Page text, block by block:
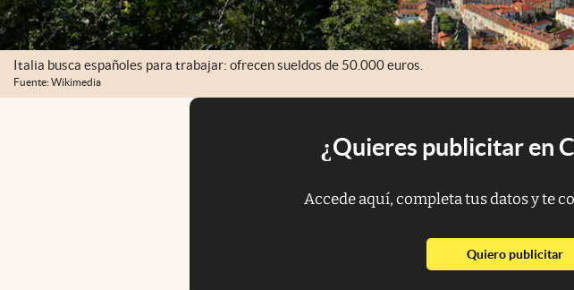
Italia busca españoles para trabajar: ofrecen sueldos de 50.000 euros.
Fuente: Wikimedia
¿Quieres publicitar en
Accede aquí, completa tus datos y te
Quiero publicitar